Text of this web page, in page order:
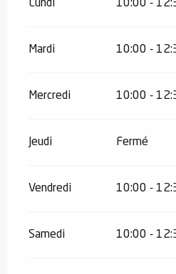
Lundi 10:00 -
Mardi 10:00 -
Mercredi 10:00 -
Jeudi Fermé
Vendredi 10:00 -
Samedi 10:00 -